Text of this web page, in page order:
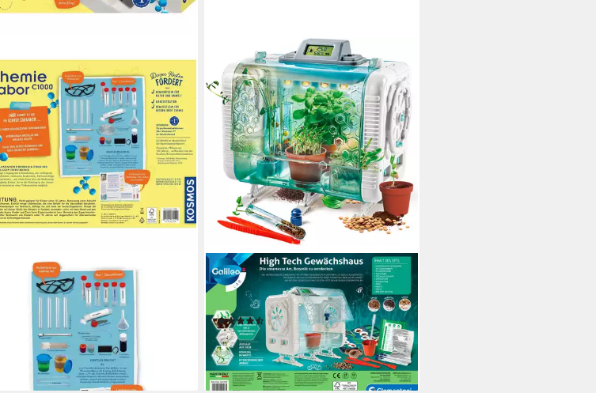
KOSMOS
Spiel Chemielabor C 1000
lieferbar - in 2-3 Werktagen bei dir
CLEMENTONI®
Experimentierkasten Galileo Lab,
High Tech Gewächshaus
(9)
27,69 € UVP39,99 €
-31%
lieferbar - in 1-2 Werktagen bei dir